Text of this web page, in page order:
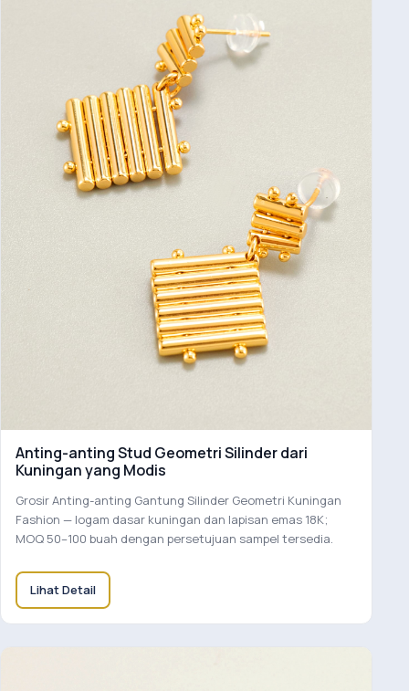
Anting-anting Stud Geometri Silinder dari
Kuningan yang Modis
Grosir Anting-anting Gantung Silinder Geometri Kuningan
Fashion — logam dasar kuningan dan lapisan emas 18K;
MOQ 50–100 buah dengan persetujuan sampel tersedia.
Lihat Detail